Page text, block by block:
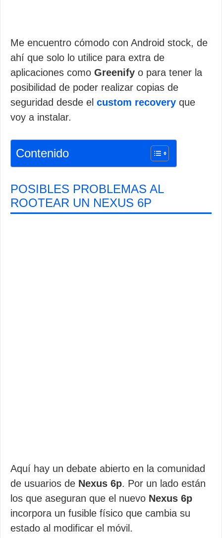
Me encuentro cómodo con Android stock, de
ahí que solo lo utilice para extra de
aplicaciones como Greenify o para tener la
posibilidad de poder realizar copias de
seguridad desde el custom recovery que
voy a instalar.
Contenido
POSIBLES PROBLEMAS AL
ROOTEAR UN NEXUS 6P
Aquí hay un debate abierto en la comunidad
de usuarios de Nexus 6p. Por un lado están
los que aseguran que el nuevo Nexus 6p
incorpora un fusible físico que cambia su
estado al modificar el móvil.